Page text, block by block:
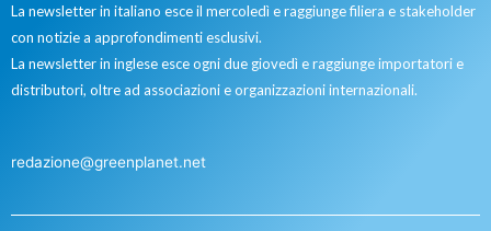
La newsletter in italiano esce il mercoledì e raggiunge filiera e stakeholder
con notizie a approfondimenti esclusivi.
La newsletter in inglese esce ogni due giovedì e raggiunge importatori e
distributori, oltre ad associazioni e organizzazioni internazionali.
redazione@greenplanet.net